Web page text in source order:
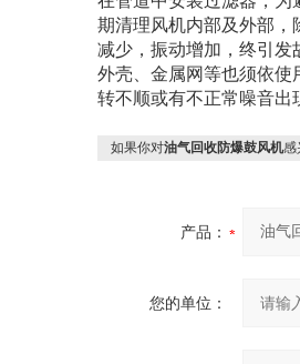
期清理风机内部及外部，
减少，振动增加，终引发
外壳、金属网等也须依使
转不顺或有不正常噪音出
如果你对油气回收防爆鼓风机感
产品：
您的单位：